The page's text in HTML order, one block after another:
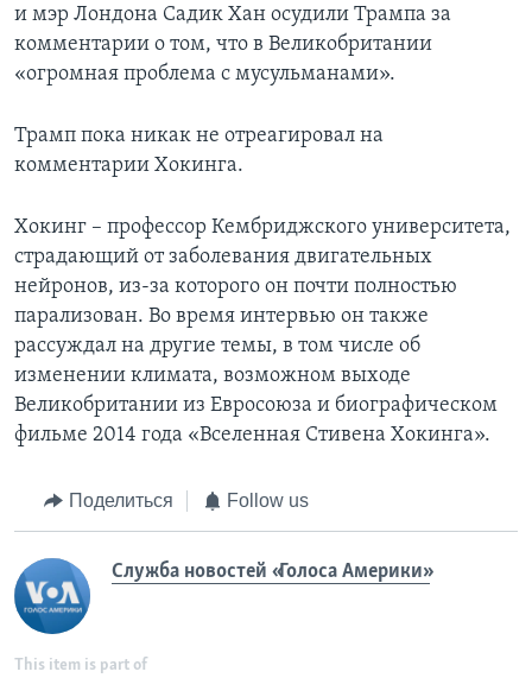
и мэр Лондона Садик Хан осудили Трампа за
комментарии о том, что в Великобритании
«огромная проблема с мусульманами».
Трамп пока никак не отреагировал на
комментарии Хокинга.
Хокинг – профессор Кембриджского университета,
страдающий от заболевания двигательных
нейронов, из-за которого он почти полностью
парализован. Во время интервью он также
рассуждал на другие темы, в том числе об
изменении климата, возможном выходе
Великобритании из Евросоюза и биографическом
фильме 2014 года «Вселенная Стивена Хокинга».
Поделиться Follow us
Служба новостей «Голоса Америки»
This item is part of